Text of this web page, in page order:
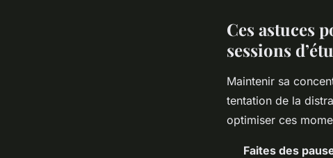
Ces astuces
sessions
Maintenir sa
tentation de la
optimiser ces
Faites des